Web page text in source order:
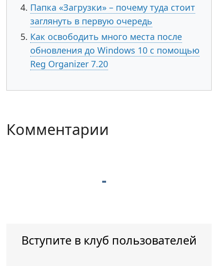
Папка «Загрузки» – почему туда стоит
заглянуть в первую очередь
Как освободить много места после
обновления до Windows 10 с помощью
Reg Organizer 7.20
Комментарии
Вступите в клуб пользователей